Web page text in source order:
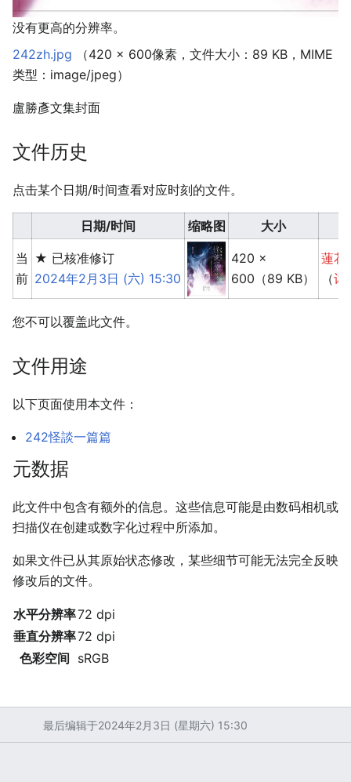
没有更高的分辨率。
242zh.jpg
（420 × 600像素，文件大小：89 KB，MIME
类型： image/jpeg）
盧勝彥文集封面
文件历史
点击某个日期/时间查看对应时刻的文件。
日期/时间 缩⁠略⁠图 大小
当
前
★ 已核准修订
2024年2月3日 (六) 15:30
420 ×
600 （89 KB）
蓮花
（讨
您不可以覆盖此文件。
文件用途
以下页面使用本文件：
242怪談一篇篇
元数据
此文件中包含有额外的信息。这些信息可能是由数码相机或
扫描仪在创建或数字化过程中所添加。
如果文件已从其原始状态修改，某些细节可能无法完全反映
修改后的文件。
水平分辨率72 dpi
垂直分辨率72 dpi
色彩空间 sRGB
最后编辑于2024年2月3日 (星期六) 15:30